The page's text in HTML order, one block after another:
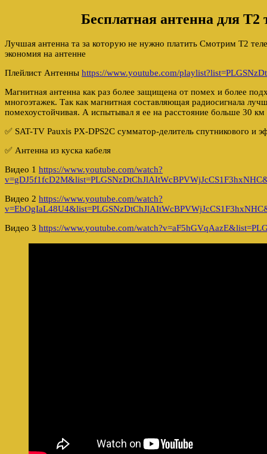
Бесплатная антенна для Т2
Лучшая антенна та за которую не нужно платить Смотрим Т2
экономия на антенне
Плейлист Антенны https://www.youtube.com/
Магнитная антенна как раз более защищена от помех и более
многоэтажек. Так как магнитная составляющая радиосигнала
помехоустойчивая. А испытывал я ее на расстояние больше 30
✅ SAT-TV Pauxis PX-DPS2C сумматор-делитель спутникового и
✅ Антенна из куска кабеля
Видео 1 https://www.youtube.com/watch?
Видео 2 https://www.youtube.com/watch?
Видео 3 https://www.youtube.com/